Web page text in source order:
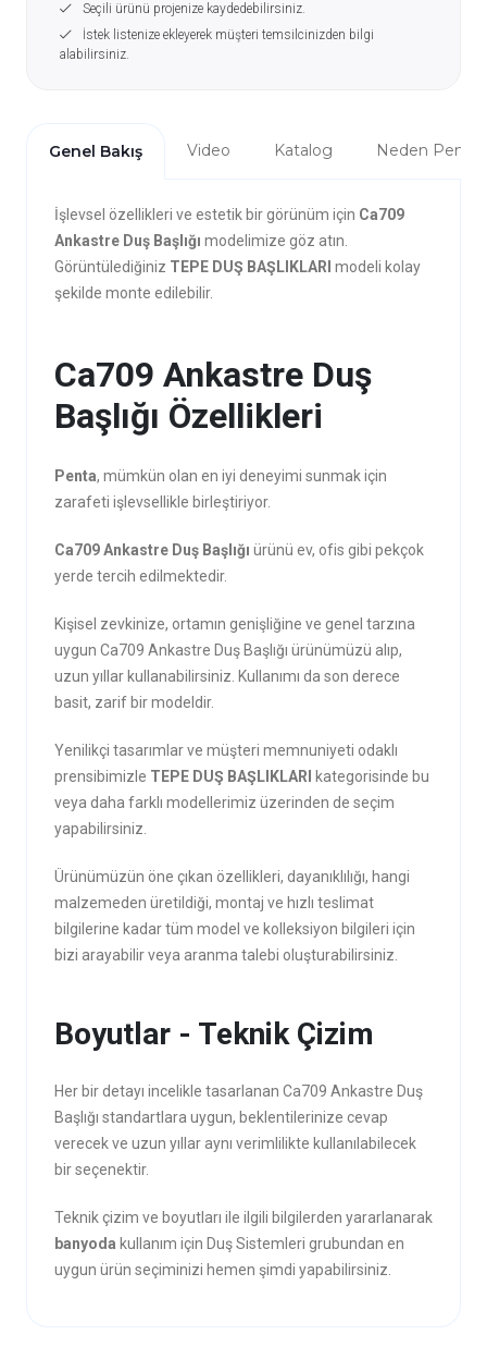
Seçili ürünü projenize kaydedebilirsiniz.
İstek listenize ekleyerek müşteri temsilcinizden bilgi
alabilirsiniz.
Genel Bakış Video Katalog Neden Penta?
İşlevsel özellikleri ve estetik bir görünüm için Ca709
Ankastre Duş Başlığı modelimize göz atın.
Görüntülediğiniz TEPE DUŞ BAŞLIKLARI modeli kolay
şekilde monte edilebilir.
Ca709 Ankastre Duş
Başlığı Özellikleri
Penta, mümkün olan en iyi deneyimi sunmak için
zarafeti işlevsellikle birleştiriyor.
Ca709 Ankastre Duş Başlığı ürünü ev, ofis gibi pekçok
yerde tercih edilmektedir.
Kişisel zevkinize, ortamın genişliğine ve genel tarzına
uygun Ca709 Ankastre Duş Başlığı ürünümüzü alıp,
uzun yıllar kullanabilirsiniz. Kullanımı da son derece
basit, zarif bir modeldir.
Yenilikçi tasarımlar ve müşteri memnuniyeti odaklı
prensibimizle TEPE DUŞ BAŞLIKLARI
kategorisinde bu
veya daha farklı modellerimiz üzerinden de seçim
yapabilirsiniz.
Ürünümüzün öne çıkan özellikleri, dayanıklılığı, hangi
malzemeden üretildiği, montaj ve hızlı teslimat
bilgilerine kadar tüm model ve kolleksiyon bilgileri için
bizi arayabilir veya aranma talebi oluşturabilirsiniz.
Boyutlar - Teknik Çizim
Her bir detayı incelikle tasarlanan Ca709 Ankastre Duş
Başlığı standartlara uygun, beklentilerinize cevap
verecek ve uzun yıllar aynı verimlilikte kullanılabilecek
bir seçenektir.
Teknik çizim ve boyutları ile ilgili bilgilerden yararlanarak
banyoda kullanım için Duş Sistemleri grubundan en
uygun ürün seçiminizi hemen şimdi yapabilirsiniz.